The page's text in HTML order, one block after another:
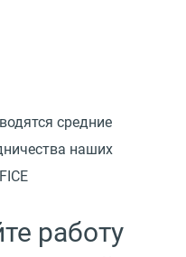
средние
наших
работу